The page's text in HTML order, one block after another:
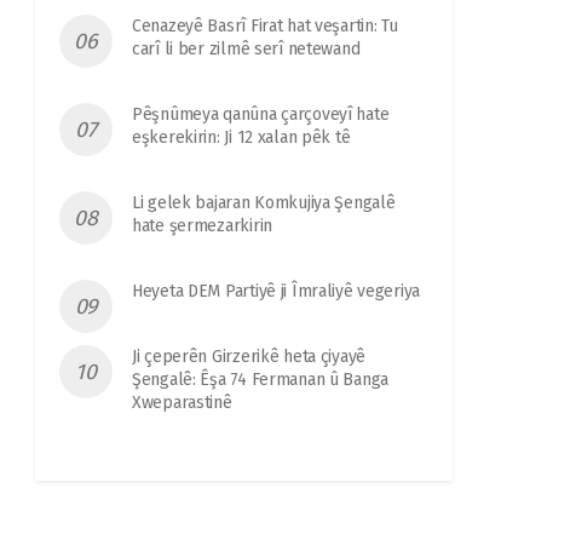
Cenazeyê Basrî Firat hat veşartin: Tu
carî li ber zilmê serî netewand
Pêşnûmeya qanûna çarçoveyî hate
eşkerekirin: Ji 12 xalan pêk tê
Li gelek bajaran Komkujiya Şengalê
hate şermezarkirin
Heyeta DEM Partiyê ji Îmraliyê vegeriya
Ji çeperên Girzerikê heta çiyayê
Şengalê: Êşa 74 Fermanan û Banga
Xweparastinê